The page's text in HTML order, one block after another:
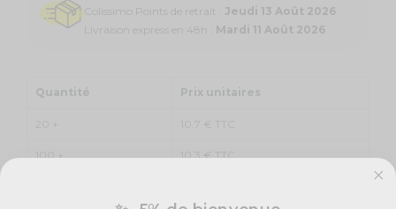
Colissimo Points de retrait : Jeudi 13 Août 2026
Livraison express en 48h : Mardi 11 Août 2026
Quantité Prix unitaires
20 + 10.7 € TTC
100 + 10.3 € TTC